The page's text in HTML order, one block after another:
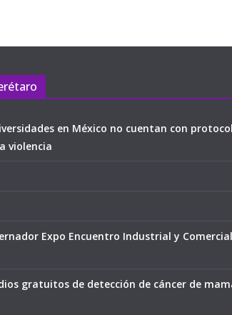
en México no cuentan con
violencia
Expo Encuentro Industrial y Comercial
gratuitos de detección de cáncer de